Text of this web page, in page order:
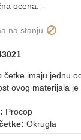
ocena:-
na stanju
četke imaju jednu
ovog materijala
Procop
Okrugla